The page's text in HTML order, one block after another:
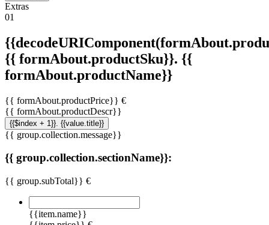
Extras
01
{{ formAbout.productSku}}. {{
formAbout.productName}}
{{ formAbout.productPrice}} €
{{ formAbout.productDescr}}
{{$index + 1}}. {{value.title}}
{{ group.collection.message}}
{{ group.collection.sectionName}}:
{{ group.subTotal}} €
{{item.name}}